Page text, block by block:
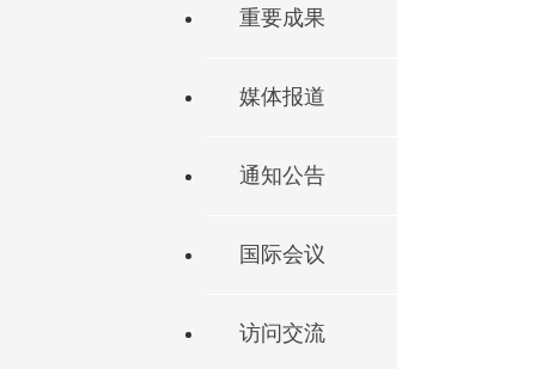
重要成果
媒体报道
通知公告
国际会议
访问交流